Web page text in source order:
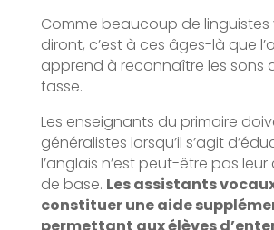
Comme beaucoup de linguistes
diront, c’est à ces âges-là que
apprend à reconnaître les sons
fasse.
Les enseignants du primaire
généralistes lorsqu’il s’agit
l’anglais n’est peut-être pas
de base. Les assistants
constituer une aide
permettant aux élèves